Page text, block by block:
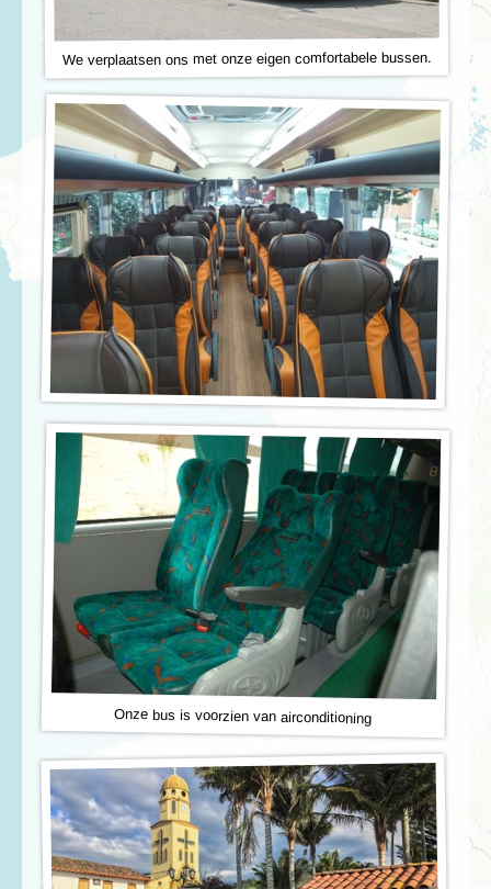
We verplaatsen ons met onze eigen comfortabele bussen.
Onze bus is voorzien van airconditioning